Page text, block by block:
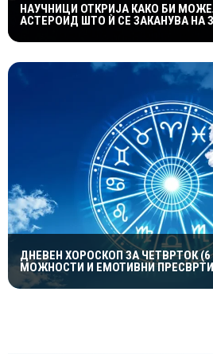
НАУЧНИЦИ ОТКРИЈА КАКО БИ
АСТЕРОИД ШТО Ѝ СЕ ЗАКАНУВА НА
ДНЕВЕН ХОРОСКОП ЗА ЧЕТВРТОК
МОЖНОСТИ И ЕМОТИВНИ ПРЕСВРТИ